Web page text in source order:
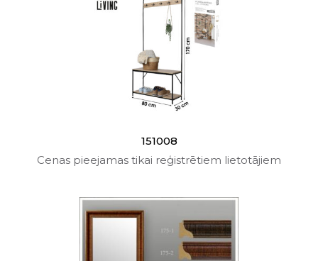
151008
Cenas pieejamas tikai reģistrētiem lietotājiem